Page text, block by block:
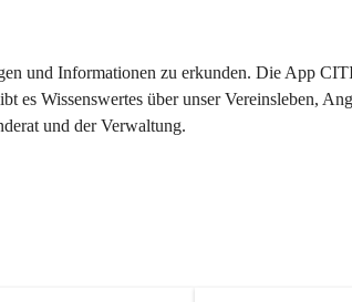
und Informationen zu erkunden. Die App
Wissenswertes über unser Vereinsleben,
und der Verwaltung.